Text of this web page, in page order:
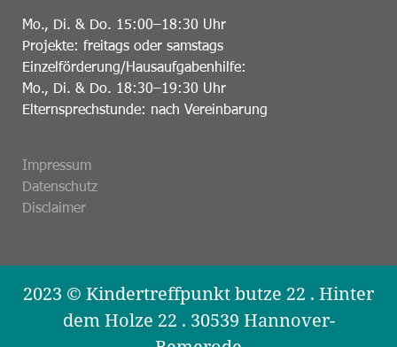
Mo., Di. & Do. 15:00–18:30 Uhr
Projekte: freitags oder samstags
Einzelförderung/Hausaufgabenhilfe:
Mo., Di. & Do. 18:30–19:30 Uhr
Elternsprechstunde: nach Vereinbarung
Impressum
Datenschutz
Disclaimer
2023 © Kindertreffpunkt butze 22 . Hinter
dem Holze 22 . 30539 Hannover-